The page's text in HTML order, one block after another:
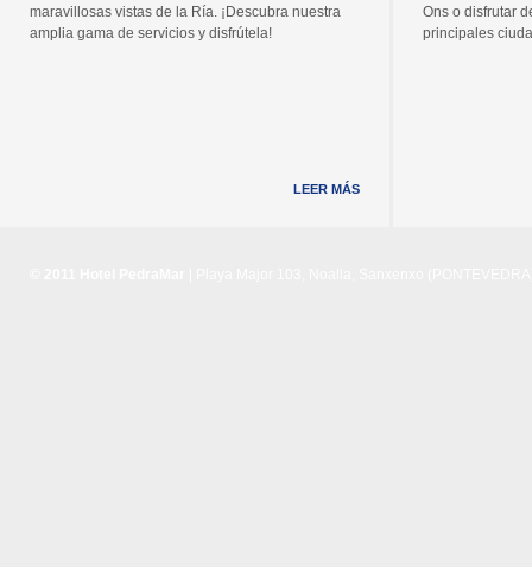
maravillosas vistas de la Ría. ¡Descubra nuestra
amplia gama de servicios y disfrútela!
LEER MÁS
Ons o disfrutar
principales